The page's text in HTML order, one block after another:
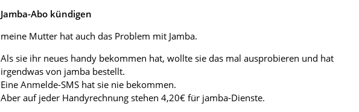
Jamba-Abo kündigen
meine Mutter hat auch das Problem mit Jamba.
Als sie ihr neues handy bekommen hat, wollte sie das mal ausprobieren und hat
irgendwas von jamba bestellt.
Eine Anmelde-SMS hat sie nie bekommen.
Aber auf jeder Handyrechnung stehen 4,20€ für jamba-Dienste.